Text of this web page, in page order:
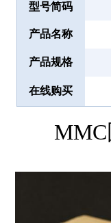
型号简码
产品名称
产品规格
在线购买